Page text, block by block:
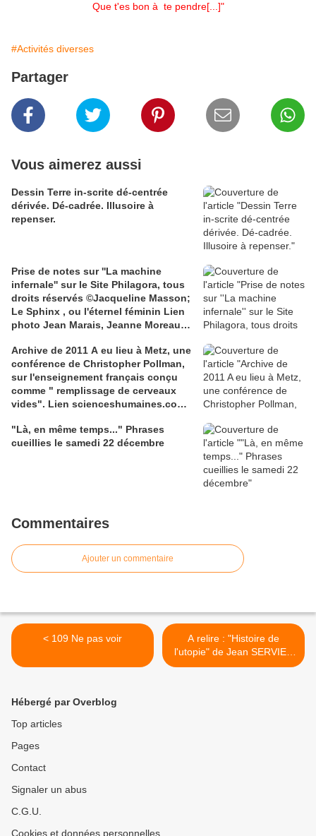
Que t'es bon à te pendre[...]"
#Activités diverses
Partager
Vous aimerez aussi
Dessin Terre in-scrite dé-centrée
dérivée. Dé-cadrée. Illusoire à
repenser.
Prise de notes sur ''La machine
infernale'' sur le Site Philagora, tous
droits réservés ©Jacqueline Masson;
Le Sphinx , ou l'éternel féminin Lien
photo Jean Marais, Jeanne Moreau
Archive de 2011 A eu lieu à Metz, une
conférence de Christopher Pollman,
sur l'enseignement français conçu
comme " remplissage de cerveaux
vides". Lien scienceshumaines.com,
Léotard, ''Le dressage des élites...''
"Là, en même temps..." Phrases
cueillies le samedi 22 décembre
Commentaires
Ajouter un commentaire
< 109 Ne pas voir
A relire : "Histoire de
l'utopie" de Jean SERVIER
(Folio essais) >
Hébergé par Overblog
Top articles
Pages
Contact
Signaler un abus
C.G.U.
Cookies et données personnelles